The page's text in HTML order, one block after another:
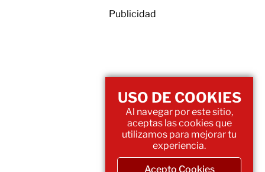
Publicidad
USO DE COOKIES
Al navegar por este sitio,
aceptas las cookies que
utilizamos para mejorar tu
experiencia.
Acepto Cookies